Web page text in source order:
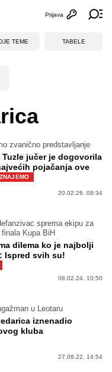
Otvori
Prijava
TEME TABELE
zvanično predstavljanje
Tuzle jučer je dogovorila
pojačanja ove
20.02.26. 08:34
sprema ekipu za
Kupa BiH
dilema ko je najbolji
Ispred svih su!
08.02.24. 10:50
u Leotaru
iznenadio
kluba
27.08.22. 14:54